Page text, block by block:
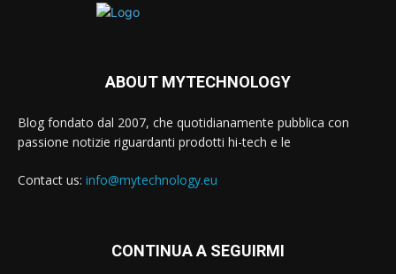
ABOUT MYTECHNOLOGY
Blog fondato dal 2007, che quotidianamente pubblica con
passione notizie riguardanti prodotti hi-tech e le
Contact us: info@mytechnology.eu
CONTINUA A SEGUIRMI